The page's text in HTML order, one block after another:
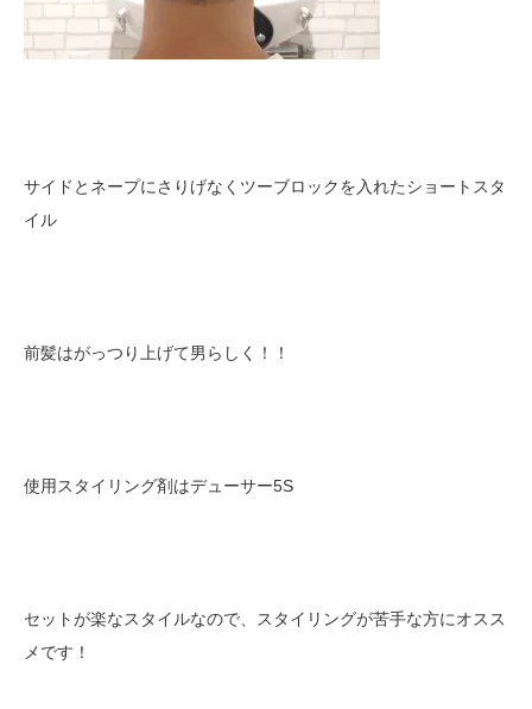
サイドとネープにさりげなくツーブロックを入れたショートスタ
イル
前髪はがっつり上げて男らしく！！
使用スタイリング剤はデューサー5S
セットが楽なスタイルなので、スタイリングが苦手な方にオスス
メです！